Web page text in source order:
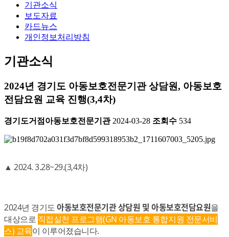
기관소식
보도자료
카드뉴스
개인정보처리방침
기관소식
2024년 경기도 아동보호전문기관 상담원, 아동보호
전담요원 교육 진행(3,4차)
경기도거점아동보호전문기관 2024-03-28 조회수 534
▲ 2024. 3.28~29.(3,4차)
2024년 경기도아동보호전문기관 상담원 및 아동보호전담요원을
대상으로 직접실천 프로그램(GN 아동보호 통합지원 전문서비
스) 교육이 이루어졌습니다.